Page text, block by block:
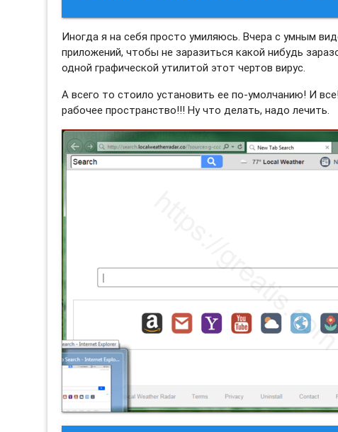
Иногда я на себя просто умиляюсь. Вчера с умным
приложений, чтобы не заразиться какой нибудь
одной графической утилитой этот чертов вирус.
А всего то стоило установить ее по-умолчанию! И
рабочее пространство!!! Ну что делать, надо лечить.